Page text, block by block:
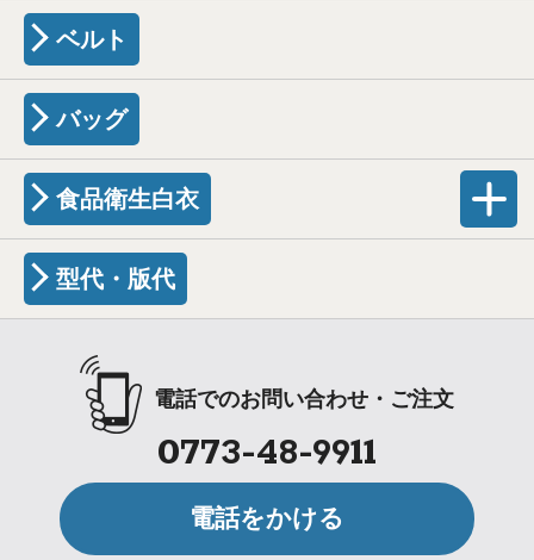
ベルト
バッグ
食品衛生白衣
型代・版代
電話でのお問い合わせ・ご注文
0773-48-9911
電話をかける